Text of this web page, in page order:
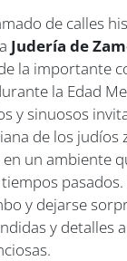
de calles
Judería de
la importante
la Edad
y sinuosos
de los judíos
un ambiente
pasados.
y dejarse
y detalles